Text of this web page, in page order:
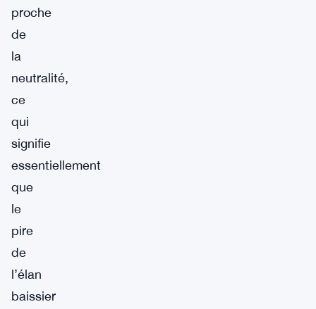
proche
de
la
neutralité,
ce
qui
signifie
essentiellement
que
le
pire
de
l’élan
baissier